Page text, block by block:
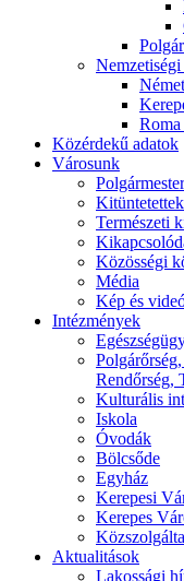
Közérdekű adatok
Városunk
Természeti
Közösségi
Média
Kép és
Intézmények
Rendőrség,
Kulturális
Iskola
Óvodák
Bölcsőde
Egyház
Kerepesi
Kerepes
Aktualitások
Lakossági